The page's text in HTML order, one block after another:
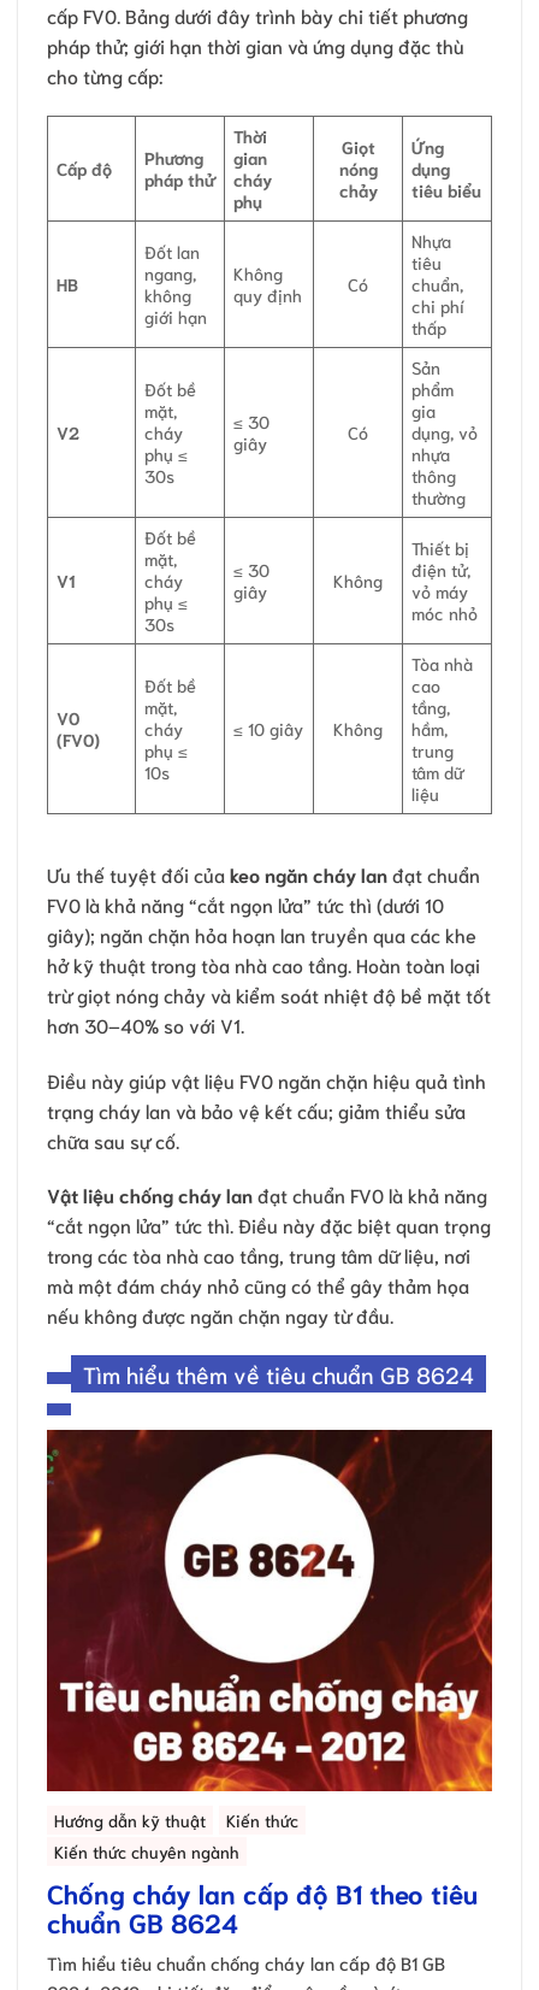
cấp FV0. Bảng dưới đây trình bày chi tiết phương
pháp thử; giới hạn thời gian và ứng dụng đặc thù
cho từng cấp:
Cấp độ
Phương
pháp thử
Thời
gian
cháy
phụ
Giọt
nóng
chảy
Ứng
dụng
tiêu biểu
HB
Đốt lan
ngang,
không
giới hạn
Không
quy định
Có
Nhựa
tiêu
chuẩn,
chi phí
thấp
V2
Đốt bề
mặt,
cháy
phụ ≤
30s
≤ 30
giây
Có
Sản
phẩm
gia
dụng, vỏ
nhựa
thông
thường
V1
Đốt bề
mặt,
cháy
phụ ≤
30s
≤ 30
giây
Không
Thiết bị
điện tử,
vỏ máy
móc nhỏ
V0
(FV0)
Đốt bề
mặt,
cháy
phụ ≤
10s
≤ 10 giây Không
Tòa nhà
cao
tầng,
hầm,
trung
tâm dữ
liệu
Ưu thế tuyệt đối của keo ngăn cháy lanđạt chuẩn
FV0 là khả năng “cắt ngọn lửa” tức thì (dưới 10
giây); ngăn chặn hỏa hoạn lan truyền qua các khe
hở kỹ thuật trong tòa nhà cao tầng. Hoàn toàn loại
trừ giọt nóng chảy và kiểm soát nhiệt độ bề mặt tốt
hơn 30–40% so với V1.
Điều này giúp vật liệu FV0 ngăn chặn hiệu quả tình
trạng cháy lan và bảo vệ kết cấu; giảm thiểu sửa
chữa sau sự cố.
Vật liệu chống cháy lanđạt chuẩn FV0 là khả năng
“cắt ngọn lửa” tức thì. Điều này đặc biệt quan trọng
trong các tòa nhà cao tầng, trung tâm dữ liệu, nơi
mà một đám cháy nhỏ cũng có thể gây thảm họa
nếu không được ngăn chặn ngay từ đầu.
Tìm hiểu thêm về tiêu chuẩn GB 8624
Hướng dẫn kỹ thuật
Kiến thức
Kiến thức chuyên ngành
Chống cháy lan cấp độ B1 theo tiêu
chuẩn GB 8624
Tìm hiểu tiêu chuẩn chống cháy lan cấp độ B1 GB